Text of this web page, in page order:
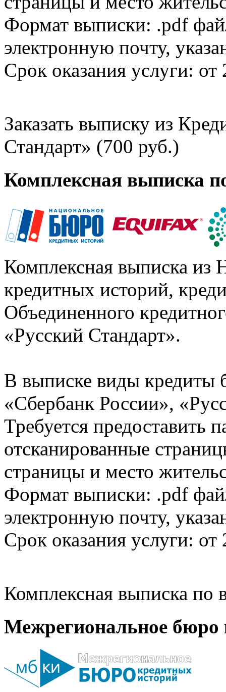
Формат выписки: .pdf
электронную почту,
Срок оказания услуги: от
Заказать выписку из
Стандарт» (700 руб.)
Комплексная выписка
Комплексная выписка из
кредитных историй,
Объединенного
«Русский Стандарт».
В выписке виды кредиты
«Сбербанк России»,
Требуется предоставить
отсканированные
страницы и место
Формат выписки: .pdf
электронную почту,
Срок оказания услуги: от
Комплексная выписка
Межрегиональное бюро